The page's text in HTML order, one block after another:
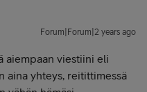
Forum|Forum|2 years ago
aiempaan viestiini eli
aina yhteys, reitittimessä